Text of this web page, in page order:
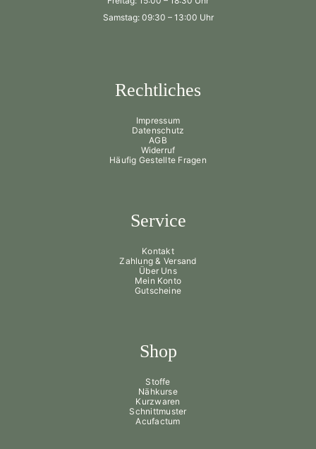
Samstag: 09:30 – 13:00 Uhr
Rechtliches
Impressum
Datenschutz
AGB
Widerruf
Häufig Gestellte Fragen
Service
Kontakt
Zahlung & Versand
Über Uns
Mein Konto
Gutscheine
Shop
Stoffe
Nähkurse
Kurzwaren
Schnittmuster
Acufactum